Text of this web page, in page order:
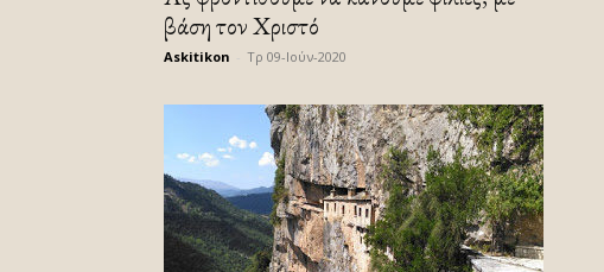
βάση τον Χριστό
Askitikon Τρ 09-Ιούν-2020